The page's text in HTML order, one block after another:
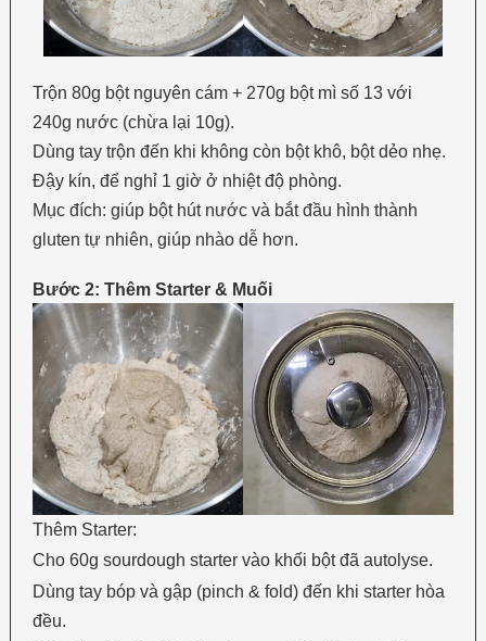
Trộn 80g bột nguyên cám + 270g bột mì số 13 với
240g nước (chừa lại 10g).
Dùng tay trộn đến khi không còn bột khô, bột dẻo nhẹ.
Đậy kín, để nghỉ 1 giờ ở nhiệt độ phòng.
Mục đích: giúp bột hút nước và bắt đầu hình thành
gluten tự nhiên, giúp nhào dễ hơn.
Bước 2: Thêm Starter & Muối
Thêm Starter:
Cho 60g sourdough starter vào khối bột đã autolyse.
Dùng tay bóp và gập (pinch & fold) đến khi starter hòa
đều.